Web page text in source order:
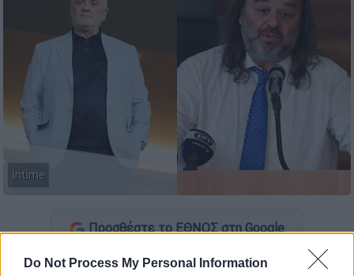
Do Not Process My Personal Information
Intime
Προσθέστε το ΕΘΝΟΣ στη Google
ΟΔημήτρης Μελισσανίδηςαποφάσισε να